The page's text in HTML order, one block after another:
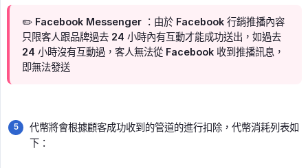
✏️ Facebook Messenger ：由於 Facebook 行銷推播內容
只限客人跟品牌過去 24 小時內有互動才能成功送出，如過去
24 小時沒有互動過，客人無法從 Facebook 收到推播訊息，
即無法發送
代幣將會根據顧客成功收到的管道的進行扣除，代幣消耗列表如
下：